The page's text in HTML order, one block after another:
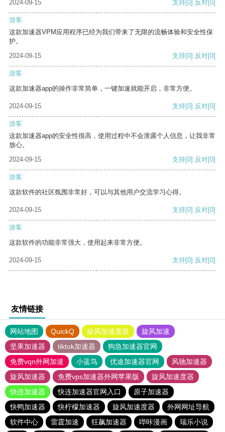
2024-09-15
支持[0] 反对[0]
游客
这款加速器VPM应用程序已经为我们带来了无限的流畅体验和安全性保
护。
2024-09-15
支持[0] 反对[0]
游客
这款加速器app的操作非常简单，一键加速就能开启，非常方便。
2024-09-15 支持[0] 反对[0]
游客
这款加速器app的安全性很高，使用过程中不会泄露个人信息，让我非常
放心。
2024-09-15
支持[0] 反对[0]
游客
这款软件的社区氛围非常好，可以与其他用户交流学习心得。
2024-09-15 支持[0] 反对[0]
游客
这款软件的功能非常强大，使用起来非常方便。
2024-09-15 支持[0] 反对[0]
友情链接
网站地图 QuickQ 旋风加速度器
旋风加速
坚果加速器
tiktok加速器
狗急加速器官网
免费vqn外网加速
小蓝鸟 优途加速器官网
风驰加速器
旋风加速器
免费vps加速器外网苹果版
旋风加速度器
快连加速器
快连加速器官网入口
原子加速器
快鸭加速器
快柠檬加速器 旋风加速度器
外网网址导航
软件中心
雷霆加速 狂飙加速器 哔咔漫画 瑞乐小说